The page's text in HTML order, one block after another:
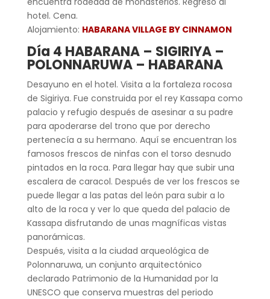
hotel. Cena.
Alojamiento: HABARANA VILLAGE BY CINNAMON
Día 4 HABARANA – SIGIRIYA –
POLONNARUWA – HABARANA
Desayuno en el hotel. Visita a la fortaleza rocosa
de Sigiriya. Fue construida por el rey Kassapa como
palacio y refugio después de asesinar a su padre
para apoderarse del trono que por derecho
pertenecía a su hermano. Aquí se encuentran los
famosos frescos de ninfas con el torso desnudo
pintados en la roca. Para llegar hay que subir una
escalera de caracol. Después de ver los frescos se
puede llegar a las patas del león para subir a lo
alto de la roca y ver lo que queda del palacio de
Kassapa disfrutando de unas magníficas vistas
panorámicas.
Después, visita a la ciudad arqueológica de
Polonnaruwa, un conjunto arquitectónico
declarado Patrimonio de la Humanidad por la
UNESCO que conserva muestras del periodo